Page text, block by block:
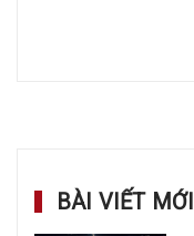
BÀI VIẾT MỚI